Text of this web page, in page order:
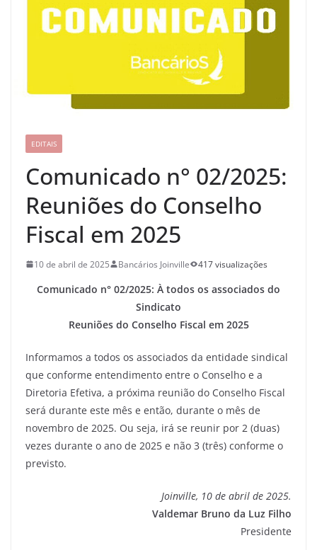
EDITAIS
Comunicado n° 02/2025:
Reuniões do Conselho
Fiscal em 2025
10 de abril de 2025 Bancários Joinville 417 visualizações
Comunicado n° 02/2025: À todos os associados do
Sindicato
Reuniões do Conselho Fiscal em 2025
Informamos a todos os associados da entidade sindical
que conforme entendimento entre o Conselho e a
Diretoria Efetiva, a próxima reunião do Conselho Fiscal
será durante este mês e então, durante o mês de
novembro de 2025. Ou seja, irá se reunir por 2 (duas)
vezes durante o ano de 2025 e não 3 (três) conforme o
previsto.
Joinville, 10 de abril de 2025.
Valdemar Bruno da Luz Filho
Presidente